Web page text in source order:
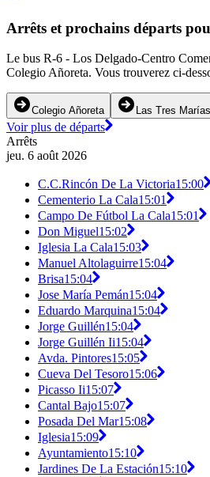
Arrêts et prochains départs
Le bus R-6 - Los Delgado-Centro
Colegio Añoreta. Vous trouverez ci-
Colegio Añoreta Las Tres Marías
Voir plus de départs
Arrêts
jeu. 6 août 2026
C.C.Rincón De La Victoria15:00
Cementerio La Cala15:01
Campo De Fútbol La Cala15:01
Don Miguel15:02
Iglesia La Cala15:03
Manuel Altolaguirre15:04
Brisa15:04
Jose María Pemán15:04
Eduardo Marquina15:04
Jorge Guillén15:04
Jorge Guillén Ii15:04
Avda. Pintores15:05
Cueva Del Tesoro15:06
Picasso Ii15:07
Cantal Bajo15:07
Posada Del Mar15:08
Iglesia15:09
Ayuntamiento15:10
Jardines De La Estación15:10